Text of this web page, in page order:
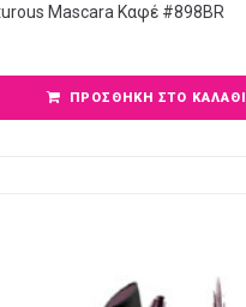
Mascara Καφέ #898BR
ΠΡΟΣΘΉΚΗ ΣΤΟ ΚΑΛΆΘΙ